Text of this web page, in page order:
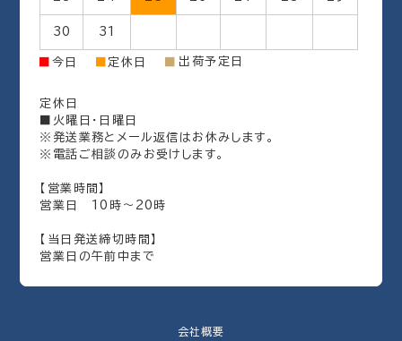
30 31
今日 定休日 出荷予定日
定休日
■火曜日・日曜日
※発送業務とメール返信はお休みします。
※電話ご相談のみお受けします。
【営業時間】
営業日 10時～20時
【当日発送締切時間】
営業日の午前中まで
会社概要